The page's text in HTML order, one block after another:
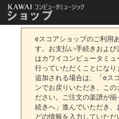
eスコアショップのご利用
す。お支払い手続きおよび
はカワイコンピュータミ
行っていただくことにな
追加される場合は、「eス
ンでお戻りいただき、この
ださい。ご注文の楽譜が
続きへ」進んでいただき
どの情報を入力していた